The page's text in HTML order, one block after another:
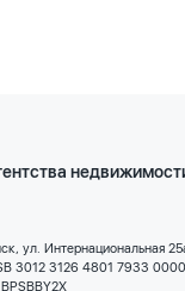
ул. Интернациональная
3012 3126 4801 7933